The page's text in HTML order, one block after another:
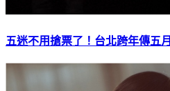
五迷不用搶票了！台北跨年傳五